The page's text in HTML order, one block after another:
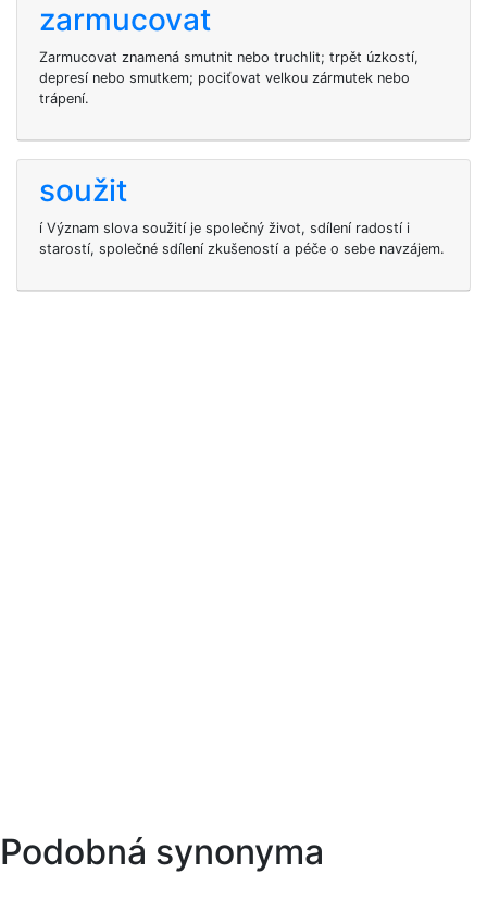
zarmucovat
Zarmucovat znamená smutnit nebo truchlit; trpět úzkostí,
depresí nebo smutkem; pociťovat velkou zármutek nebo
trápení.
soužit
í Význam slova soužití je společný život, sdílení radostí i
starostí, společné sdílení zkušeností a péče o sebe navzájem.
Podobná synonyma